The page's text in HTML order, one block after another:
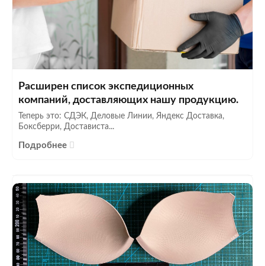
Расширен список экспедиционных
компаний, доставляющих нашу продукцию.
Теперь это: СДЭК, Деловые Линии, Яндекс Доставка,
Боксберри, Достависта...
Подробнее